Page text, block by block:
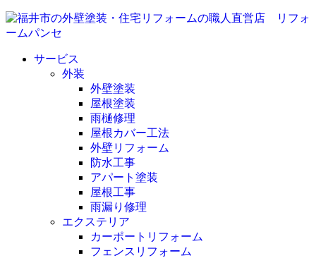
サービス
外装
外壁塗装
屋根塗装
雨樋修理
屋根カバー工法
外壁リフォーム
防水工事
アパート塗装
屋根工事
雨漏り修理
エクステリア
カーポートリフォーム
フェンスリフォーム